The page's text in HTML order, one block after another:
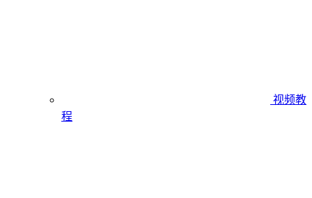
视频教
程